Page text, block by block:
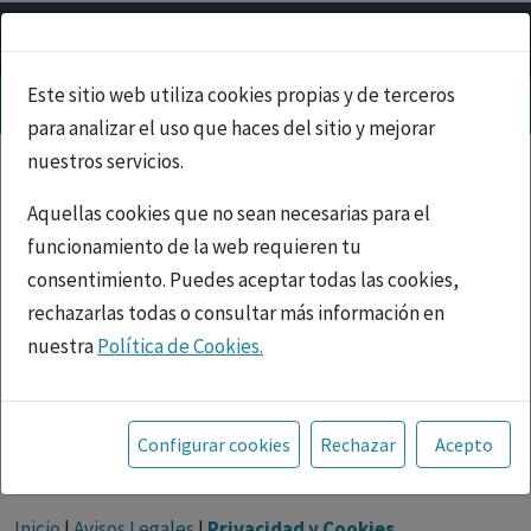
Este sitio web utiliza cookies propias y de terceros
para analizar el uso que haces del sitio y mejorar
nuestros servicios.
Aquellas cookies que no sean necesarias para el
funcionamiento de la web requieren tu
consentimiento. Puedes aceptar todas las cookies,
rechazarlas todas o consultar más información en
nuestraPolítica de Cookies.
Toda la información incluida en la Página Web está
referida a productos del mercado español y, por
tanto, dirigida a profesionales sanitarios legalmente
facultados para prescribir o dispensar medicamentos
Configurar cookies Rechazar Acepto